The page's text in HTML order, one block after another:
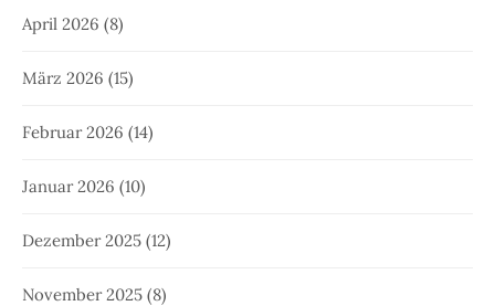
April 2026 (8)
März 2026 (15)
Februar 2026 (14)
Januar 2026 (10)
Dezember 2025 (12)
November 2025 (8)